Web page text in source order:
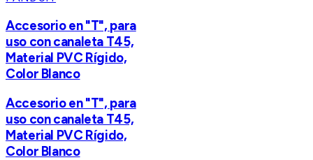
Accesorio en "T", para
uso con canaleta T45,
Material PVC Rígido,
Color Blanco
Accesorio en "T", para
uso con canaleta T45,
Material PVC Rígido,
Color Blanco